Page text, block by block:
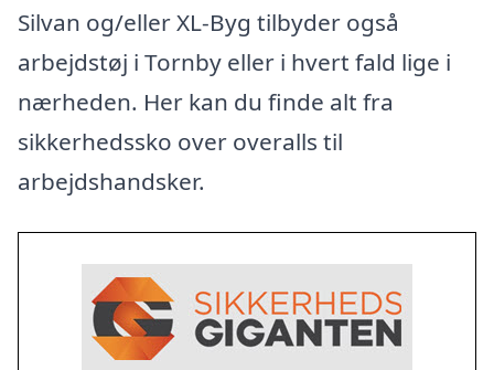
Silvan og/eller XL-Byg tilbyder også
arbejdstøj i Tornby eller i hvert fald lige i
nærheden. Her kan du finde alt fra
sikkerhedssko over overalls til
arbejdshandsker.